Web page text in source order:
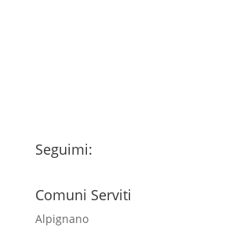
Seguimi:
Comuni Serviti
Alpignano